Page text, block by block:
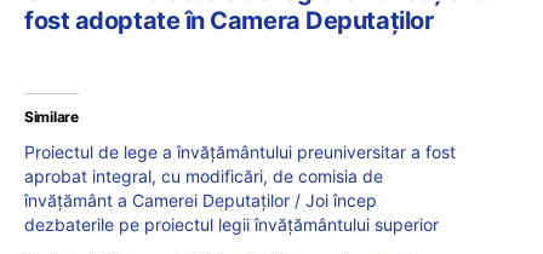
fost adoptate în Camera Deputaților
Similare
Proiectul de lege a învățământului preuniversitar a fost
aprobat integral, cu modificări, de comisia de
învățământ a Camerei Deputaților / Joi încep
dezbaterile pe proiectul legii învățământului superior